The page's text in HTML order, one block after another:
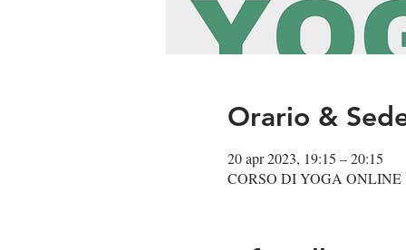
Orario &
20 apr 2023, 19:15 – 20:15
CORSO DI YOGA ONLINE